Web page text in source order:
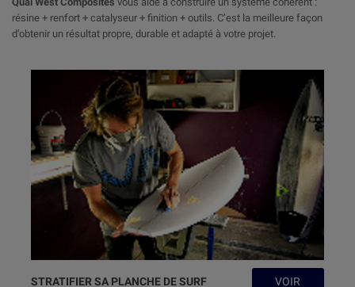
résine + renfort + catalyseur + finition + outils. C’est la meilleure façon
d’obtenir un résultat propre, durable et adapté à votre projet.
STRATIFIER SA PLANCHE DE SURF VOIR